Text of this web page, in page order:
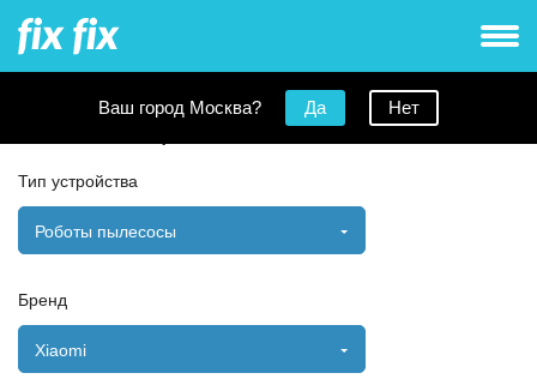
Ваш город Москва? Да Нет
Тип устройства
Роботы пылесосы
Бренд
Xiaomi